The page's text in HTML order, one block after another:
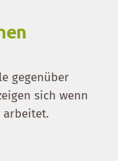
gegenüber
sich wenn
arbeitet.